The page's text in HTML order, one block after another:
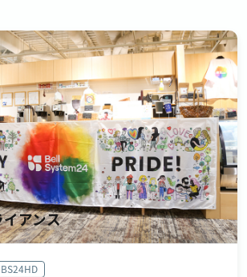
アンス